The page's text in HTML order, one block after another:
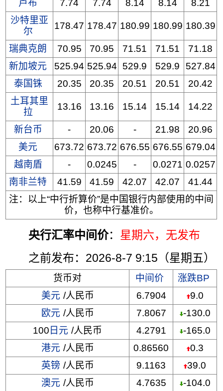
卢布 7.74 7.74 8.14 8.14
8.21
沙特里亚
尔
178.47 178.47 180.99 180.99 180.39
瑞典克朗 70.95 70.95 71.51 71.51
71.18
新加坡元
525.94 525.94 529.9 529.9
527.84
泰国铢
20.35 20.35 20.51 20.51
20.42
土耳其里
拉
13.16 13.16 15.14 15.14 14.22
新台币 - 20.06 - 21.98
20.96
美元
673.72 673.72 676.55 676.55 679.04
越南盾
- 0.0245 - 0.0271 0.0257
南非兰特
41.59 41.59 42.07 42.07
41.44
注：以上“中行折算价”是中国银行内部使用的中间
价，也称中行基准价。
央行汇率中间价： 星期六，无发布
之前发布：2026-8-7 9:15（星期五）
货币对 中间价
涨跌BP
美元 /人民币 6.7904
9.0
欧元 /人民币 7.8067
-130.0
100 日元 /人民币 4.2791
-165.0
港元 /人民币 0.86560
0.3
英镑 /人民币 9.1163
39.0
澳元 /人民币 4.7635
-104.0